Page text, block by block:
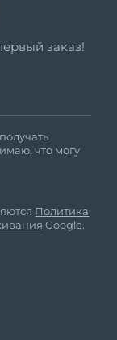
заказ!
что могу
Политика
Google.